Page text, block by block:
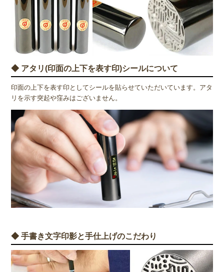
◆ アタリ(印面の上下を表す印)シールについて
印面の上下を表す印としてシールを貼らせていただいています。アタ
リを示す突起や窪みはございません。
◆ 手書き文字印影と手仕上げのこだわり